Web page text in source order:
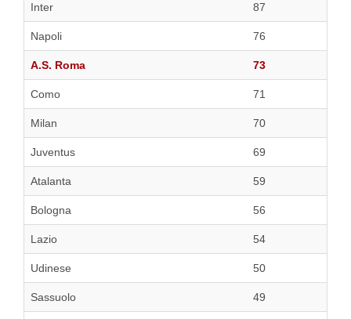
Inter
87
Napoli 76
A.S. Roma 73
Como 71
Milan 70
Juventus 69
Atalanta 59
Bologna 56
Lazio 54
Udinese 50
Sassuolo 49